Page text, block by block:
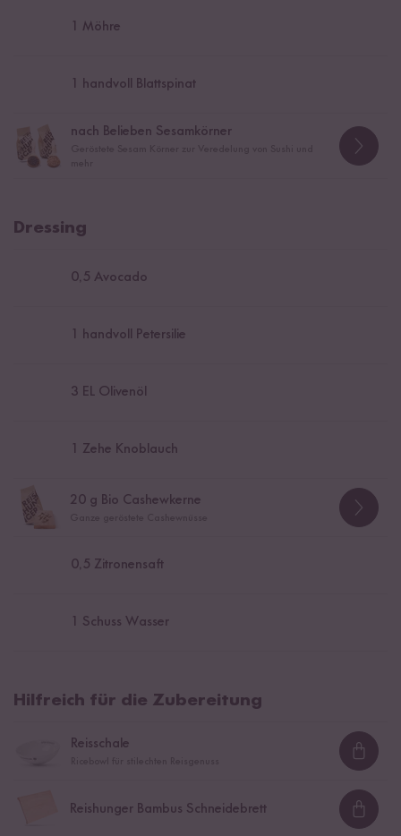
1 Möhre
1 handvoll Blattspinat
nach Belieben Sesamkörner
Dressing
0,5 Avocado
1 handvoll Petersilie
3 EL Olivenöl
1 Zehe Knoblauch
20 g Bio Cashewkerne
0,5 Zitronensaft
1 Schuss Wasser
Hilfreich für die Zubereitung
Reisschale
Reishunger Bambus Schneidebrett